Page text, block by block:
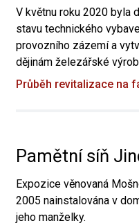
V květnu roku 2020 byla
stavu technického
provozního zázemí a
dějinám železářské
Průběh revitalizace na
Pamětní síň
Expozice věnovaná
2005 nainstalována v
jeho manželky.